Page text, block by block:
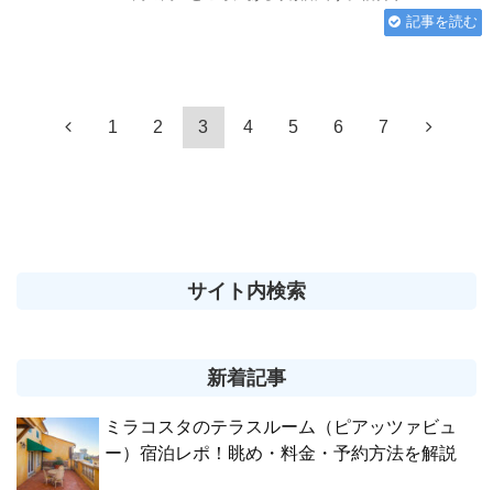
記事を読む
1 2 3 4 5 6 7
サイト内検索
新着記事
ミラコスタのテラスルーム（ピアッツァビュ
ー）宿泊レポ！眺め・料金・予約方法を解説